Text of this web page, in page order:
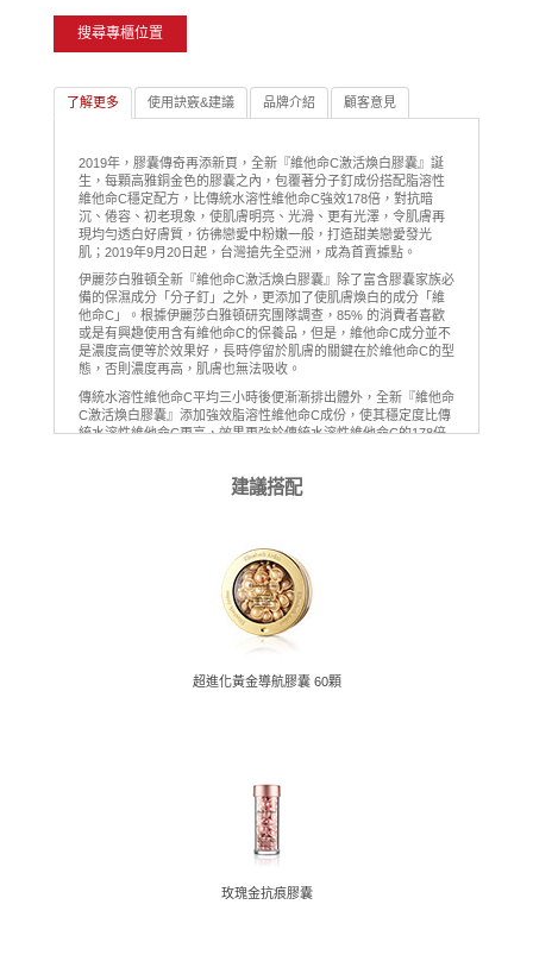
搜尋專櫃位置
了解更多 使用訣竅&建議 品牌介紹 顧客意見
2019年，膠囊傳奇再添新頁，全新『維他命C激活煥白膠囊』誕
生，每顆高雅銅金色的膠囊之內，包覆著分子釘成份搭配脂溶性
維他命C穩定配方，比傳統水溶性維他命C強效178倍，對抗暗
沉、倦容、初老現象，使肌膚明亮、光滑、更有光澤，令肌膚再
現均勻透白好膚質，彷彿戀愛中粉嫩一般，打造甜美戀愛發光
肌；2019年9月20日起，台灣搶先全亞洲，成為首賣據點。
伊麗莎白雅頓全新『維他命C激活煥白膠囊』除了富含膠囊家族必
備的保濕成分「分子釘」之外，更添加了使肌膚煥白的成分「維
他命C」。根據伊麗莎白雅頓研究團隊調查，85% 的消費者喜歡
或是有興趣使用含有維他命C的保養品，但是，維他命C成分並不
是濃度高便等於效果好，長時停留於肌膚的關鍵在於維他命C的型
態，否則濃度再高，肌膚也無法吸收。
傳統水溶性維他命C平均三小時後便漸漸排出體外，全新『維他命
C激活煥白膠囊』添加強效脂溶性維他命C成份，使其穩定度比傳
統水溶性維他命C更高，效果更強於傳統水溶性維他命C的178倍
堪稱肌膚養份補給站，強化肌膚天然保濕屏障，維持肌膚的自然
? 明亮：提亮膚色和改善暗沉，使肌膚光采透亮。
? 勻膚：有效淡化斑點與膚色不均，使膚色更均勻。
? 抗老：可改善肌膚老化和暗沉，對抗初老現象。
? 快樂鼠尾草：舒緩外界傷害造成的肌膚影響。
? 維生素E：與維他命C一同使用，可保護肌膚免受環境傷害。
? 酪梨油、葵花籽油、橄欖油：保濕並調理肌膚。
建議搭配
超進化黃金導航膠囊 60顆
玫瑰金抗痕膠囊